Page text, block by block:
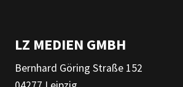
LZ MEDIEN GMBH
Bernhard Göring Straße 152